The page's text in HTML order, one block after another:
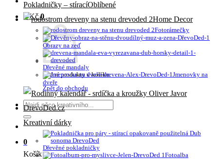
0Kč 0
Žádné produkty v košíku.
Zpět do obchodu
Hledat:
0
Košík
Pokladničky – stírací
Home Decor
Fotorámečky
Obrazy na zeď
Dřevěné mandaly
Jmenovky na
dveře
Kreativní dárky
Dřevěné pokladničky
Fotoalba